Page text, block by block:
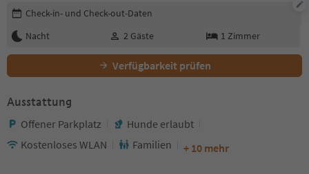
Buchungsdetails bearbeiten
Check-in- und Check-out-Daten
Nacht
2 Gäste 1 Zimmer
Verfügbarkeit prüfen
Ausstattung
Offener Parkplatz
Hunde erlaubt
Kostenloses WLAN
Familien + 10 mehr